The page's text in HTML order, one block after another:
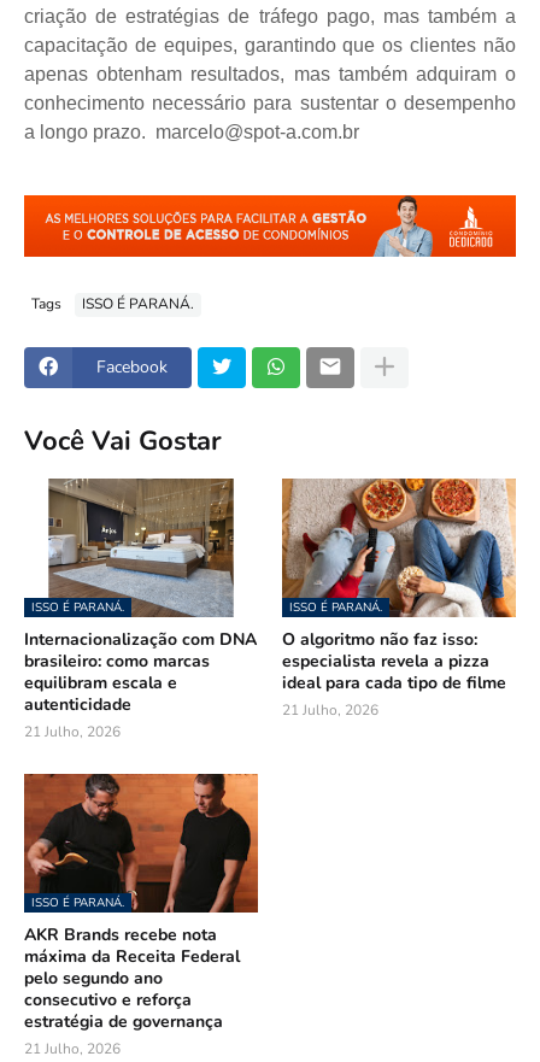
criação de estratégias de tráfego pago, mas também a
capacitação de equipes, garantindo que os clientes não
apenas obtenham resultados, mas também adquiram o
conhecimento necessário para sustentar o desempenho
a longo prazo. marcelo@spot-a.com.br
Tags ISSO É PARANÁ.
Facebook
Você Vai Gostar
ISSO É PARANÁ.
Internacionalização com DNA
brasileiro: como marcas
equilibram escala e
autenticidade
21 Julho, 2026
ISSO É PARANÁ.
O algoritmo não faz isso:
especialista revela a pizza
ideal para cada tipo de filme
21 Julho, 2026
ISSO É PARANÁ.
AKR Brands recebe nota
máxima da Receita Federal
pelo segundo ano
consecutivo e reforça
estratégia de governança
21 Julho, 2026